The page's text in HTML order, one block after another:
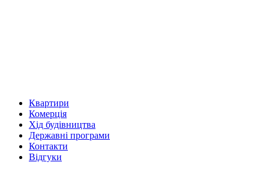
Квартири
Комерція
Хід будівництва
Державні програми
Контакти
Відгуки